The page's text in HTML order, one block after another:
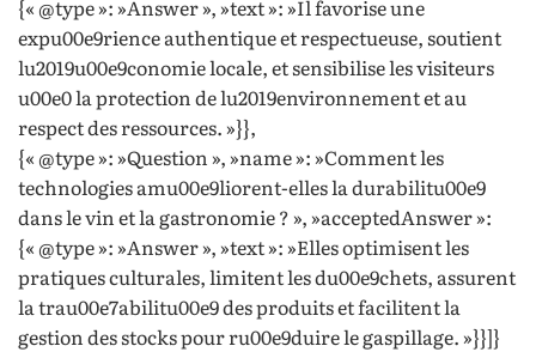
{« @type »: »Answer », »text »: »Il favorise une
expu00e9rience authentique et respectueuse, soutient
lu2019u00e9conomie locale, et sensibilise les visiteurs
u00e0 la protection de lu2019environnement et au
respect des ressources. »}},
{« @type »: »Question », »name »: »Comment les
technologies amu00e9liorent-elles la durabilitu00e9
dans le vin et la gastronomie ? », »acceptedAnswer »:
{« @type »: »Answer », »text »: »Elles optimisent les
pratiques culturales, limitent les du00e9chets, assurent
la trau00e7abilitu00e9 des produits et facilitent la
gestion des stocks pour ru00e9duire le gaspillage. »}}]}